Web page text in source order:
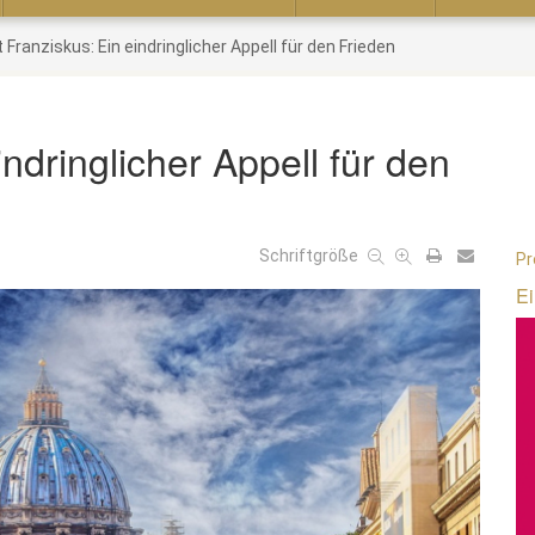
Franziskus: Ein eindringlicher Appell für den Frieden
Appell für den
Schriftgröße